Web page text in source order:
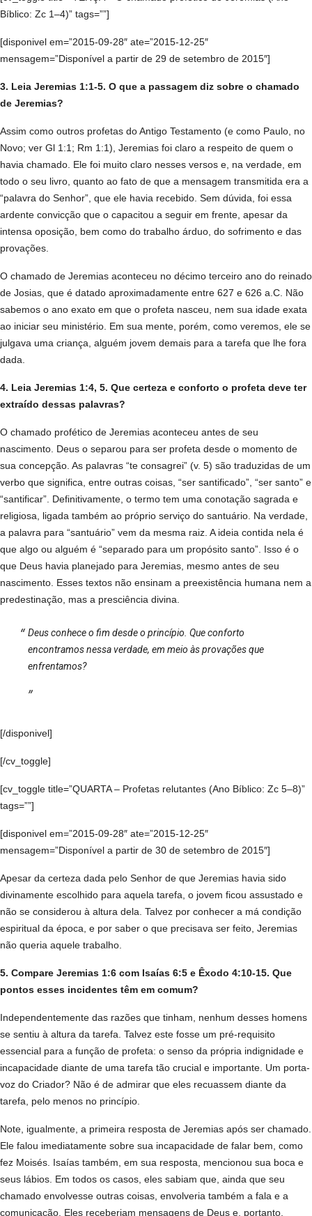
Bíblico: Zc 1–4)” tags=””]
[disponivel em=”2015-09-28″ ate=”2015-12-25″
mensagem=”Disponível a partir de 29 de setembro de 2015″]
3. Leia Jeremias 1:1-5. O que a passagem diz sobre o chamado
de Jeremias?
Assim como outros profetas do Antigo Testamento (e como Paulo, no
Novo; ver Gl 1:1; Rm 1:1), Jeremias foi claro a respeito de quem o
havia chamado. Ele foi muito claro nesses versos e, na verdade, em
todo o seu livro, quanto ao fato de que a mensagem transmitida era a
“palavra do Senhor”, que ele havia recebido. Sem dúvida, foi essa
ardente convicção que o capacitou a seguir em frente, apesar da
intensa oposição, bem como do trabalho árduo, do sofrimento e das
provações.
O chamado de Jeremias aconteceu no décimo terceiro ano do reinado
de Josias, que é datado aproximadamente entre 627 e 626 a.C. Não
sabemos o ano exato em que o profeta nasceu, nem sua idade exata
ao iniciar seu ministério. Em sua mente, porém, como veremos, ele se
julgava uma criança, alguém jovem demais para a tarefa que lhe fora
dada.
4. Leia Jeremias 1:4, 5. Que certeza e conforto o profeta deve ter
extraído dessas palavras?
O chamado profético de Jeremias aconteceu antes de seu
nascimento. Deus o separou para ser profeta desde o momento de
sua concepção. As palavras “te consagrei” (v. 5) são traduzidas de um
verbo que significa, entre outras coisas, “ser santificado”, “ser santo” e
“santificar”. Definitivamente, o termo tem uma conotação sagrada e
religiosa, ligada também ao próprio serviço do santuário. Na verdade,
a palavra para “santuário” vem da mesma raiz. A ideia contida nela é
que algo ou alguém é “separado para um propósito santo”. Isso é o
que Deus havia planejado para Jeremias, mesmo antes de seu
nascimento. Esses textos não ensinam a preexistência humana nem a
predestinação, mas a presciência divina.
Deus conhece o fim desde o princípio. Que conforto
encontramos nessa verdade, em meio às provações que
enfrentamos?
[/disponivel]
[/cv_toggle]
[cv_toggle title=”QUARTA – Profetas relutantes (Ano Bíblico: Zc 5–8)”
tags=””]
[disponivel em=”2015-09-28″ ate=”2015-12-25″
mensagem=”Disponível a partir de 30 de setembro de 2015″]
Apesar da certeza dada pelo Senhor de que Jeremias havia sido
divinamente escolhido para aquela tarefa, o jovem ficou assustado e
não se considerou à altura dela. Talvez por conhecer a má condição
espiritual da época, e por saber o que precisava ser feito, Jeremias
não queria aquele trabalho.
5. Compare Jeremias 1:6 com Isaías 6:5 e Êxodo 4:10-15. Que
pontos esses incidentes têm em comum?
Independentemente das razões que tinham, nenhum desses homens
se sentiu à altura da tarefa. Talvez este fosse um pré-requisito
essencial para a função de profeta: o senso da própria indignidade e
incapacidade diante de uma tarefa tão crucial e importante. Um porta-
voz do Criador? Não é de admirar que eles recuassem diante da
tarefa, pelo menos no princípio.
Note, igualmente, a primeira resposta de Jeremias após ser chamado.
Ele falou imediatamente sobre sua incapacidade de falar bem, como
fez Moisés. Isaías também, em sua resposta, mencionou sua boca e
seus lábios. Em todos os casos, eles sabiam que, ainda que seu
chamado envolvesse outras coisas, envolveria também a fala e a
comunicação. Eles receberiam mensagens de Deus e, portanto,